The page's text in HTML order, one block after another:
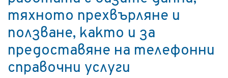
тяхното прехвърляне и
ползване, както и за
предоставяне на телефонни
справочни услуги